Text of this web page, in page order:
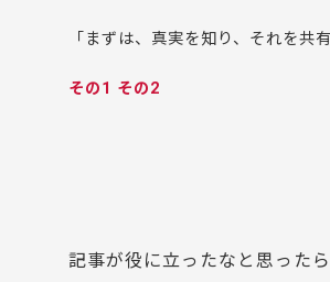
「まずは、真実を知り、それを共
その1 その2
記事が役に立ったなと思ったら